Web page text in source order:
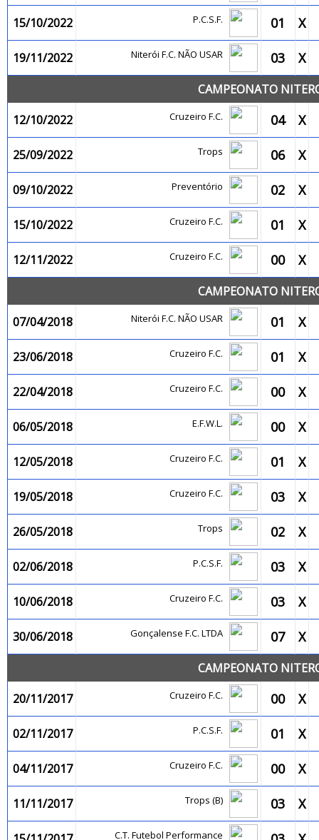
15/10/2022 P.C.S.F. 01 X
19/11/2022 Niterói F.C. NÃO USAR 03 X
CAMPEONATO
12/10/2022
Cruzeiro F.C. 04 X
25/09/2022 Trops 06 X
09/10/2022 Preventório 02 X
15/10/2022 Cruzeiro F.C. 01 X
12/11/2022 Cruzeiro F.C. 00 X
CAMPEONATO
07/04/2018
Niterói F.C. NÃO USAR 01 X
23/06/2018 Cruzeiro F.C. 01 X
22/04/2018 Cruzeiro F.C. 00 X
06/05/2018 E.F.W.L. 00 X
12/05/2018 Cruzeiro F.C. 01 X
19/05/2018 Cruzeiro F.C. 03 X
26/05/2018 Trops 02 X
02/06/2018 P.C.S.F. 03 X
10/06/2018 Cruzeiro F.C. 03 X
30/06/2018 Gonçalense F.C. LTDA 07 X
CAMPEONATO
20/11/2017
Cruzeiro F.C. 00 X
02/11/2017 P.C.S.F. 01 X
04/11/2017 Cruzeiro F.C. 00 X
11/11/2017 Trops (B) 03 X
C.T. Futebol Performance